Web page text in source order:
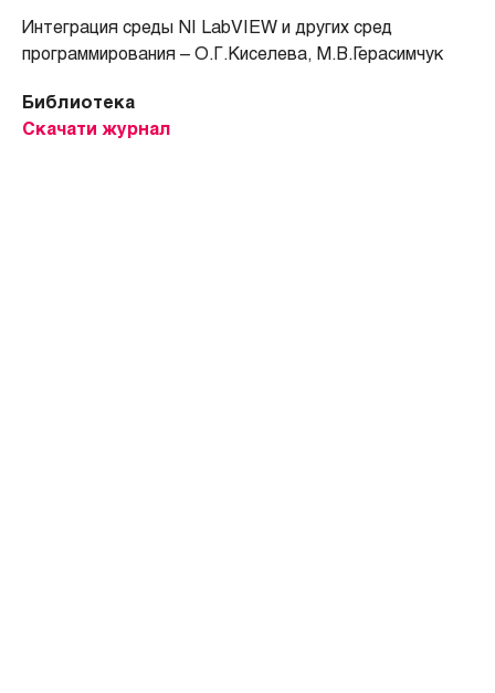
Интеграция среды NI LabVIEW и других сред
программирования – О.Г.Киселева, М.В.Герасимчук
Библиотека
Скачати журнал